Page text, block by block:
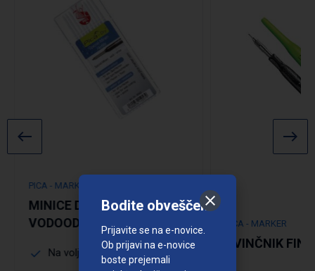
PICA - MARKER
MINICE DRY
VODOODPORNE BELA.
Na voljo več dimenzij
PICA - MARKER
SVINČNIK
Bodite obveščeni
Prijavite se na e-novice.
Ob prijavi na e-novice
boste prejemali